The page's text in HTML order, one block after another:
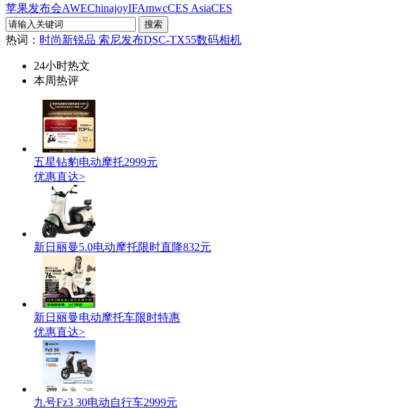
苹果发布会AWEChinajoyIFAmwcCES AsiaCES
热词： 时尚新锐品 索尼发布DSC-TX55数码相机
24小时热文
本周热评
五星钻豹电动摩托2999元
优惠直达>
新日丽曼5.0电动摩托限时直降832元
新日丽曼电动摩托车限时特惠
优惠直达>
九号Fz3 30电动自行车2999元